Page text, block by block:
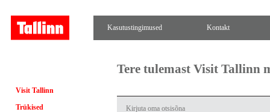
Kasutustingimused Kontakt
Visit Tallinn
Trükised
Tere tulemast Visit Tallinn